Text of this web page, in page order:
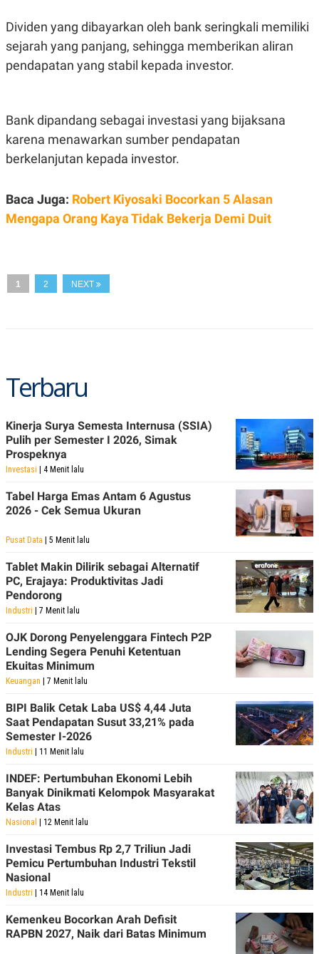
K
M
E
N
I
N
E
L
A
R
T
A
O
N
T
A
N
V
I
P
S
U
S
K
O
N
T
A
C
A
D
M
P
R
E
S
S
L
E
A
E
I
D
L
A
G
G
A
N
A
E
T
A
K
K
I
E
R
J
A
E
T
E
N
P
A
P
D
V
E
Dividen yang dibayarkan oleh bank seringkali memiliki
sejarah yang panjang, sehingga memberikan aliran
pendapatan yang stabil kepada investor.
Bank dipandang sebagai investasi yang bijaksana
karena menawarkan sumber pendapatan
berkelanjutan kepada investor.
Baca Juga: Robert Kiyosaki Bocorkan 5 Alasan
Mengapa Orang Kaya Tidak Bekerja Demi Duit
1 2 NEXT
Terbaru
Kinerja Surya Semesta Internusa (SSIA)
Pulih per Semester I 2026, Simak
Prospeknya
Investasi | 4 Menit lalu
Tabel Harga Emas Antam 6 Agustus
2026 - Cek Semua Ukuran
Pusat Data | 5 Menit lalu
Tablet Makin Dilirik sebagai Alternatif
PC, Erajaya: Produktivitas Jadi
Pendorong
Industri | 7 Menit lalu
OJK Dorong Penyelenggara Fintech P2P
Lending Segera Penuhi Ketentuan
Ekuitas Minimum
Keuangan | 7 Menit lalu
BIPI Balik Cetak Laba US$ 4,44 Juta
Saat Pendapatan Susut 33,21% pada
Semester I-2026
Industri | 11 Menit lalu
INDEF: Pertumbuhan Ekonomi Lebih
Banyak Dinikmati Kelompok Masyarakat
Kelas Atas
Nasional | 12 Menit lalu
Investasi Tembus Rp 2,7 Triliun Jadi
Pemicu Pertumbuhan Industri Tekstil
Nasional
Industri | 14 Menit lalu
Kemenkeu Bocorkan Arah Defisit
RAPBN 2027, Naik dari Batas Minimum